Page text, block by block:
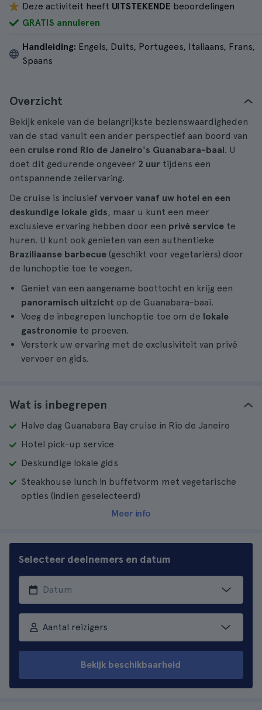
Deze activiteit heeft UITSTEKENDE beoordelingen
GRATIS annuleren
Handleiding: Engels, Duits, Portugees, Italiaans, Frans,
Spaans
Overzicht
Bekijk enkele van de belangrijkste bezienswaardigheden
van de stad vanuit een ander perspectief aan boord van
een cruise rond Rio de Janeiro's Guanabara-baai. U
doet dit gedurende ongeveer 2 uur tijdens een
ontspannende zeilervaring.
De cruise is inclusief vervoer vanaf uw hotel en een
deskundige lokale gids, maar u kunt een meer
exclusieve ervaring hebben door een privé service te
huren. U kunt ook genieten van een authentieke
Braziliaanse barbecue (geschikt voor vegetariërs) door
de lunchoptie toe te voegen.
Geniet van een aangename boottocht en krijg een
panoramisch uitzicht op de Guanabara-baai.
Voeg de inbegrepen lunchoptie toe om de lokale
gastronomie te proeven.
Versterk uw ervaring met de exclusiviteit van privé
vervoer en gids.
Wat is inbegrepen
Halve dag Guanabara Bay cruise in Rio de Janeiro
Hotel pick-up service
Deskundige lokale gids
Steakhouse lunch in buffetvorm met vegetarische
opties (indien geselecteerd)
Meer info
Selecteer deelnemers en datum
Aantal reizigers
Bekijk beschikbaarheid